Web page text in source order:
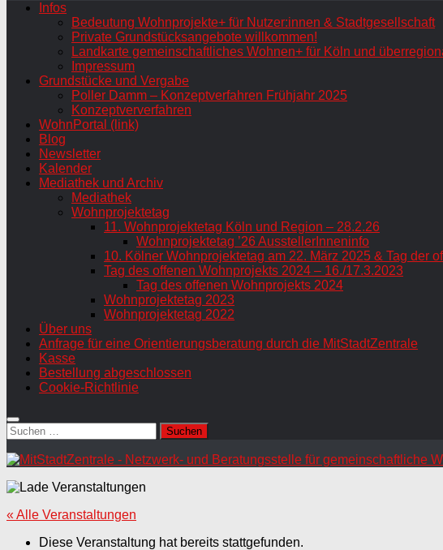
Infos
Bedeutung Wohnprojekte+ für Nutzer:innen & Stadtgesellschaft
Private Grundstücksangebote willkommen!
Landkarte gemeinschaftliches Wohnen+ für Köln und
Impressum
Grundstücke und Vergabe
Poller Damm – Konzeptverfahren Frühjahr 2025
Konzeptververfahren
WohnPortal (link)
Blog
Newsletter
Kalender
Mediathek und Archiv
Mediathek
Wohnprojektetag
11. Wohnprojektetag Köln und Region – 28.2.26
Wohnprojektetag ’26 AusstellerInneninfo
10. Kölner Wohnprojektetag am 22. März 2025 & Tag der
Tag des offenen Wohnprojekts 2024 – 16./17.3.2023
Tag des offenen Wohnprojekts 2024
Wohnprojektetag 2023
Wohnprojektetag 2022
Über uns
Anfrage für eine Orientierungsberatung durch die MitStadtZentrale
Kasse
Bestellung abgeschlossen
Cookie-Richtlinie
Suchen
nach:
« Alle Veranstaltungen
Diese Veranstaltung hat bereits stattgefunden.